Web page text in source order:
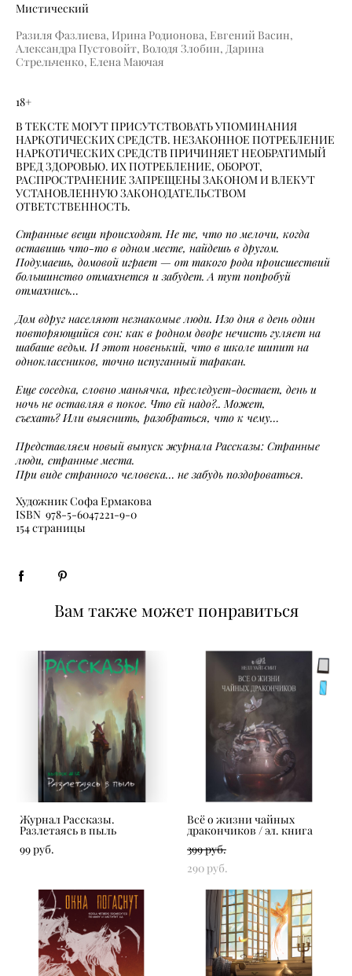
Мистический
Разиля Фазлиева, Ирина Родионова, Евгений Васин,
Александра Пустовойт, Володя Злобин, Дарина
Стрельченко, Елена Маючая
18+
В ТЕКСТЕ МОГУТ ПРИСУТСТВОВАТЬ УПОМИНАНИЯ
НАРКОТИЧЕСКИХ СРЕДСТВ. НЕЗАКОННОЕ ПОТРЕБЛЕНИЕ
НАРКОТИЧЕСКИХ СРЕДСТВ ПРИЧИНЯЕТ НЕОБРАТИМЫЙ
ВРЕД ЗДОРОВЬЮ. ИХ ПОТРЕБЛЕНИЕ, ОБОРОТ,
РАСПРОСТРАНЕНИЕ ЗАПРЕЩЕНЫ ЗАКОНОМ И ВЛЕКУТ
УСТАНОВЛЕННУЮ ЗАКОНОДАТЕЛЬСТВОМ
ОТВЕТСТВЕННОСТЬ.
Странные вещи происходят. Не те, что по мелочи, когда
оставишь что-то в одном месте, найдешь в другом.
Подумаешь, домовой играет — от такого рода происшествий
большинство отмахнется и забудет. А тут попробуй
отмахнись…
Дом вдруг населяют незнакомые люди. Изо дня в день один
повторяющийся сон: как в родном дворе нечисть гуляет на
шабаше ведьм. И этот новенький, что в школе шипит на
одноклассников, точно испуганный таракан.
Еще соседка, словно маньячка, преследует-достает, день и
ночь не оставляя в покое. Что ей надо?.. Может,
съехать? Или выяснить, разобраться, что к чему…
Представляем новый выпуск журнала Рассказы: Странные
люди, странные места.
При виде странного человека… не забудь поздороваться.
Художник Софа Ермакова
ISBN 978-5-6047221-9-0
154 страницы
Вам также может понравиться
Журнал Рассказы.
Разлетаясь в пыль
99 pуб.
Всё о жизни чайных
дракончиков / эл. книга
399 pуб.
290 pуб.